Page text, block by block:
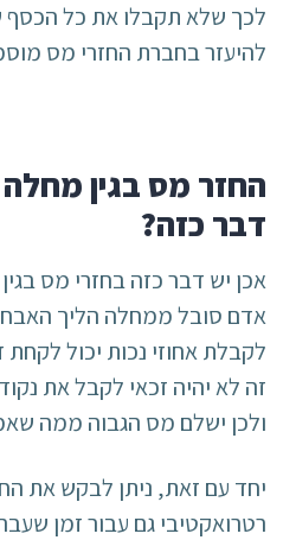
לכך שלא תקבלו את כל הכסף
להיעזר בחברת החזרי מס
החזר מס בגין
דבר כזה?
אכן יש דבר כזה בחזרי מס
אדם סובל ממחלה הליך
לקבלת אחוזי נכות יכול
זה לא יהיה זכאי לקבל את
ולכן ישלם מס הגבוה ממה
יחד עם זאת, ניתן לבקש את
רטרואקטיבי גם עבור זמן